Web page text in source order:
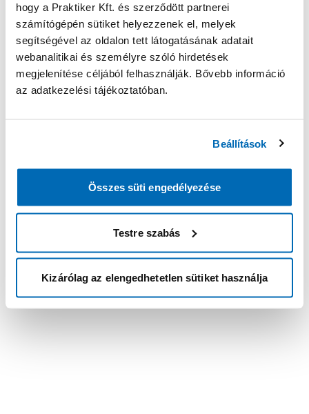
hogy a Praktiker Kft. és szerződött partnerei
számítógépén sütiket helyezzenek el, melyek
segítségével az oldalon tett látogatásának adatait
webanalitikai és személyre szóló hirdetések
megjelenítése céljából felhasználják. Bővebb információ
az adatkezelési tájékoztatóban.
Beállítások
Összes süti engedélyezése
Testre szabás
Kizárólag az elengedhetetlen sütiket használja